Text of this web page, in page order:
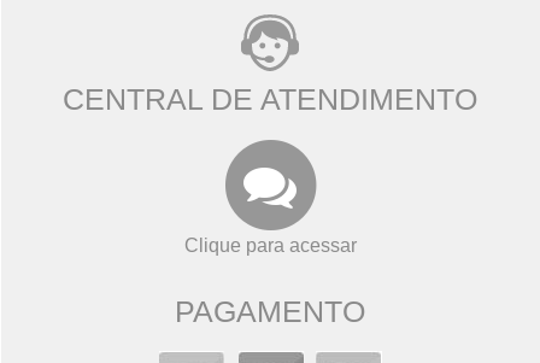
CENTRAL DE ATENDIMENTO
Clique para acessar
PAGAMENTO